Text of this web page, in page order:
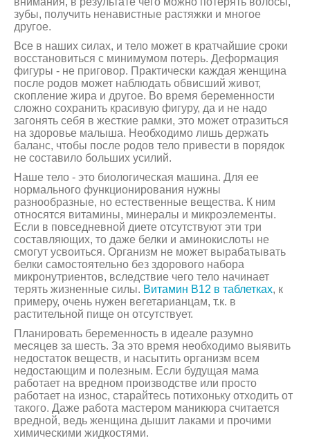
зубы, получить ненавистные растяжки и многое
другое.
Все в наших силах, и тело может в кратчайшие сроки
восстановиться с минимумом потерь. Деформация
фигуры - не приговор. Практически каждая женщина
после родов может наблюдать обвисший живот,
скопление жира и другое. Во время беременности
сложно сохранить красивую фигуру, да и не надо
загонять себя в жесткие рамки, это может отразиться
на здоровье малыша. Необходимо лишь держать
баланс, чтобы после родов тело привести в порядок
не составило больших усилий.
Наше тело - это биологическая машина. Для ее
нормального функционирования нужны
разнообразные, но естественные вещества. К ним
относятся витамины, минералы и микроэлементы.
Если в повседневной диете отсутствуют эти три
составляющих, то даже белки и аминокислоты не
смогут усвоиться. Организм не может вырабатывать
белки самостоятельно без здорового набора
микронутриентов, вследствие чего тело начинает
терять жизненные силы. Витамин В12 в таблетках, к
примеру, очень нужен вегетарианцам, т.к. в
растительной пище он отсутствует.
Планировать беременность в идеале разумно
месяцев за шесть. За это время необходимо выявить
недостаток веществ, и насытить организм всем
недостающим и полезным. Если будущая мама
работает на вредном производстве или просто
работает на износ, старайтесь потихоньку отходить от
такого. Даже работа мастером маникюра считается
вредной, ведь женщина дышит лаками и прочими
химическими жидкостями.